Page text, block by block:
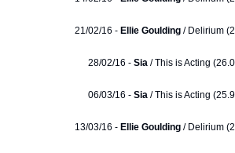
21/02/16 - Ellie Goulding / Delirium
28/02/16 - Sia / This is Acting
06/03/16 - Sia / This is Acting
13/03/16 - Ellie Goulding / Delirium